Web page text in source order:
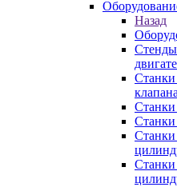
Назад
Стенды
Станки
клапана
Станки
Станки